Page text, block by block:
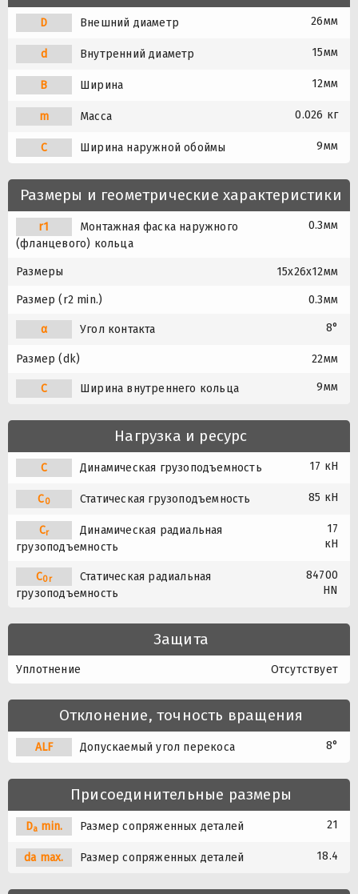
D Внешний диаметр 26мм
d Внутренний диаметр 15мм
B Ширина 12мм
m Масса 0.026 кг
C Ширина наружной обоймы 9мм
Размеры и геометрические характеристики
r1
Монтажная фаска наружного
(фланцевого) кольца
0.3мм
Размеры 15x26x12мм
Размер (r2 min.) 0.3мм
α Угол контакта 8°
Размер (dk) 22мм
C Ширина внутреннего кольца 9мм
Нагрузка и ресурс
C Динамическая грузоподъемность 17 кН
C0 Статическая грузоподъемность 85 кН
Cr
Динамическая радиальная
грузоподъемность
17
кН
C0r
Статическая радиальная
грузоподъемность
84700
HN
Защита
Уплотнение Отсутствует
Отклонение, точность вращения
ALF Допускаемый угол перекоса 8°
Присоединительные размеры
Da min. Размер сопряженных деталей 21
da max. Размер сопряженных деталей 18.4